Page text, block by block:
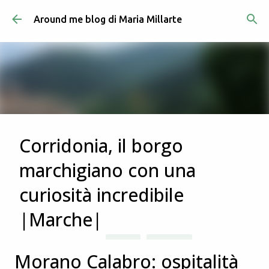
Passa ai contenuti principali
Around me blog di Maria Millarte
Corridonia, il borgo
marchigiano con una
curiosità incredibile
|Marche|
Corridonia è uno dei borghi del maceratese che mi ero
Morano Calabro: ospitalità